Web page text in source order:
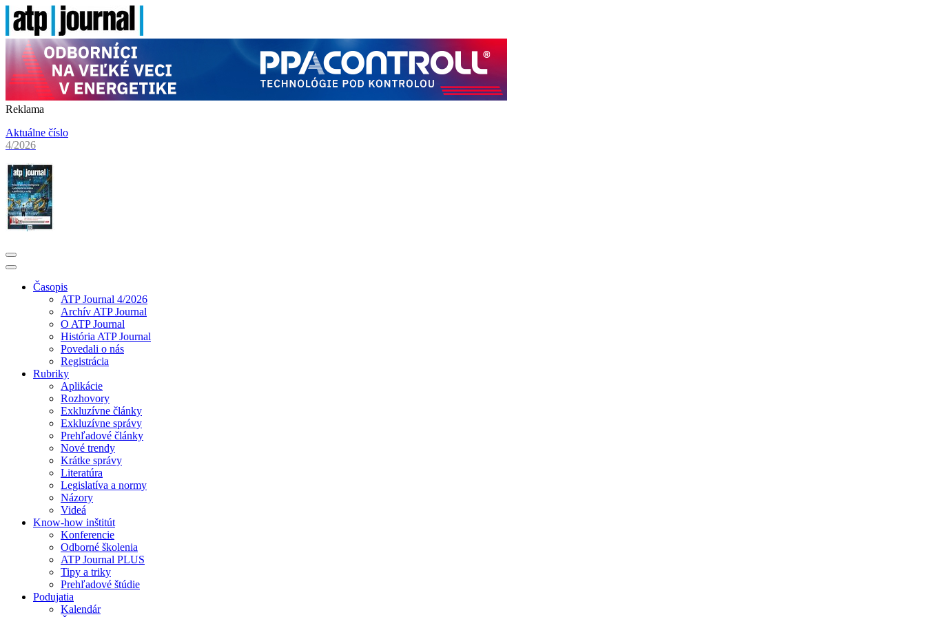
Reklama
Aktuálne číslo
4/2026
Časopis
ATP Journal 4/2026
Archív ATP Journal
O ATP Journal
História ATP Journal
Povedali o nás
Registrácia
Rubriky
Aplikácie
Rozhovory
Exkluzívne články
Exkluzívne správy
Prehľadové články
Nové trendy
Krátke správy
Literatúra
Legislatíva a normy
Názory
Videá
Know-how inštitút
Konferencie
Odborné školenia
ATP Journal PLUS
Tipy a triky
Prehľadové štúdie
Podujatia
Kalendár